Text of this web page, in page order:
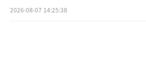
2026-08-07 14:25:38